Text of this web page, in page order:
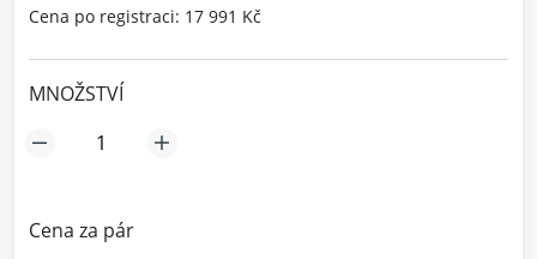
Cena po registraci: 17 991 Kč
MNOŽSTVÍ
Cena za pár